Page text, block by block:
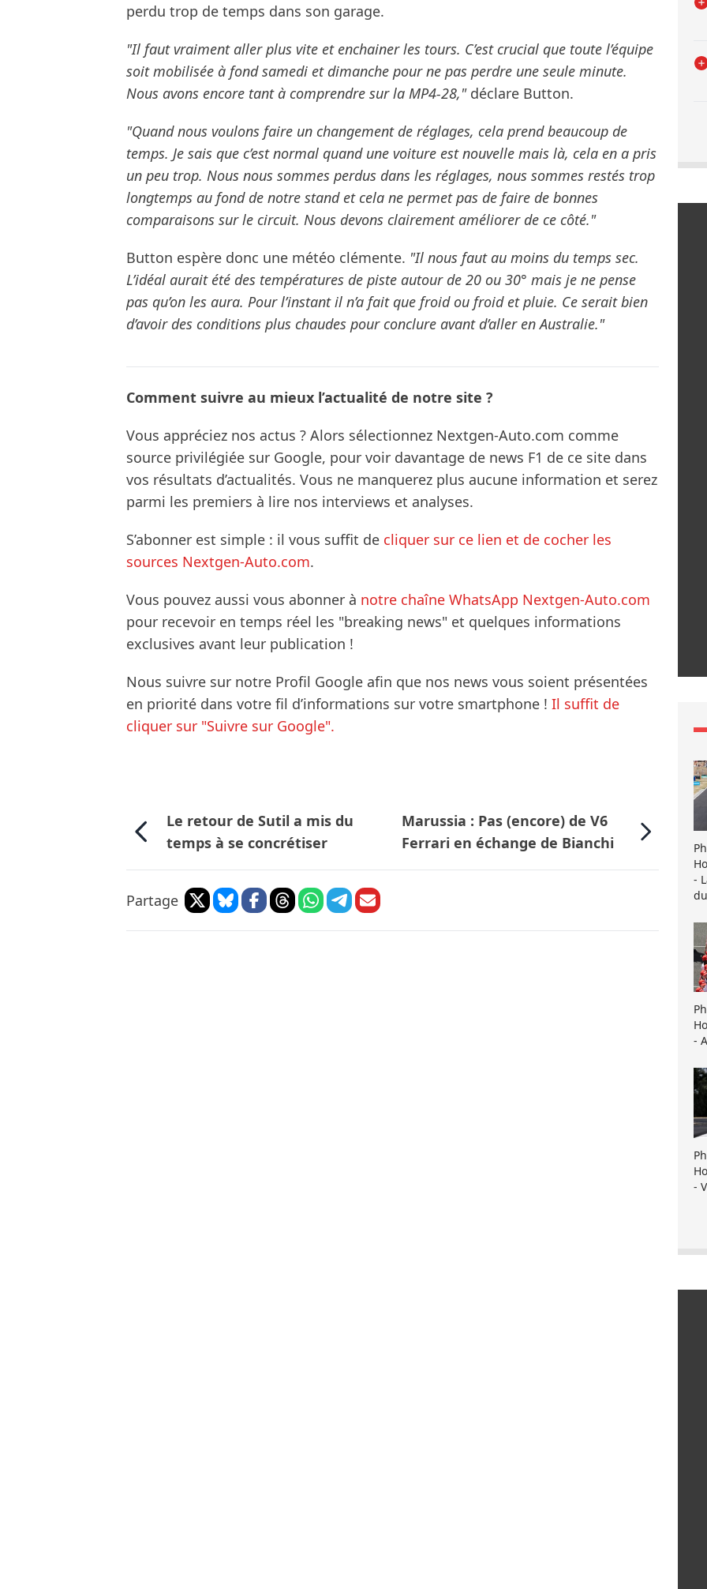
perdu trop de temps dans son garage.
"Il faut vraiment aller plus vite et enchainer les tours. C’est crucial que toute l’équipe
soit mobilisée à fond samedi et dimanche pour ne pas perdre une seule minute.
Nous avons encore tant à comprendre sur la MP4-28,"déclare Button.
"Quand nous voulons faire un changement de réglages, cela prend beaucoup de
temps. Je sais que c’est normal quand une voiture est nouvelle mais là, cela en a pris
un peu trop. Nous nous sommes perdus dans les réglages, nous sommes restés trop
longtemps au fond de notre stand et cela ne permet pas de faire de bonnes
comparaisons sur le circuit. Nous devons clairement améliorer de ce côté."
Button espère donc une météo clémente. "Il nous faut au moins du temps sec.
L’idéal aurait été des températures de piste autour de 20 ou 30° mais je ne pense
pas qu’on les aura. Pour l’instant il n’a fait que froid ou froid et pluie. Ce serait bien
d’avoir des conditions plus chaudes pour conclure avant d’aller en Australie."
Comment suivre au mieux l’actualité de notre site ?
Vous appréciez nos actus ? Alors sélectionnez Nextgen-Auto.com comme
source privilégiée sur Google, pour voir davantage de news F1 de ce site dans
vos résultats d’actualités. Vous ne manquerez plus aucune information et serez
parmi les premiers à lire nos interviews et analyses.
S’abonner est simple : il vous suffit de cliquer sur ce lien et de cocher les
sources Nextgen-Auto.com.
Vous pouvez aussi vous abonner à notre chaîne WhatsApp Nextgen-Auto.com
pour recevoir en temps réel les "breaking news" et quelques informations
exclusives avant leur publication !
Nous suivre sur notre Profil Google afin que nos news vous soient présentées
en priorité dans votre fil d’informations sur votre smartphone ! Il suffit de
cliquer sur "Suivre sur Google".
Le retour de Sutil a mis du
temps à se concrétiser
Marussia : Pas (encore) de V6
Ferrari en échange de Bianchi
Partage
-
-
-